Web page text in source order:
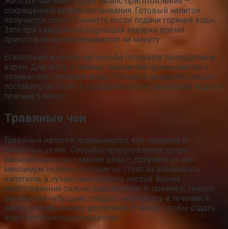
сокращенное время настаивания. Готовый напиток
получается спустя 1 минуту после подачи горячей воды.
Зато при каждой последующей заварке время
приготовления увеличивается на минуту.
Египетский желтый чай хельба готовится посредством
варки. Для этого 2 чайных ложки чая промываются и
заливаются стаканом воды. Посуду с заваркой следует
поставить на огонь и проварить после закипания воды в
течении 5 минут.
Травяные чаи
Травяные напитки применяются, как правило, в
лечебных целях. Способы приготовления травы
разнообразны, но главная цель – получить от них
максимум пользы, поэтому не стоит их заваривать
кипятком, а лучше приготовить настой. Время
приготовления сильно варьируется. К примеру, гинкго
билоба или чубушник следует настаивать в течении 4
часов, а боярышнику достаточно 5 минут, чтобы отдать
воде все полезные вещества.